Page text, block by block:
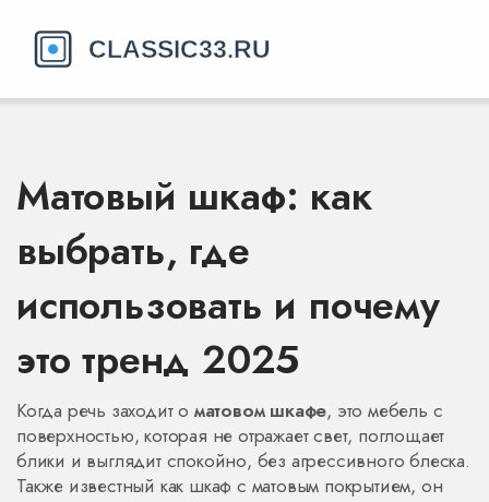
Матовый шкаф: как
выбрать, где
использовать и почему
это тренд 2025
Когда речь заходит о матовом шкафе, это мебель с
поверхностью, которая не отражает свет, поглощает
блики и выглядит спокойно, без агрессивного блеска.
Также известный как шкаф с матовым покрытием, он